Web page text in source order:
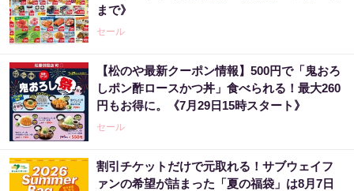
まで》
セール
【松のや最新クーポン情報】500円で「鬼おろ
しポン酢ロースかつ丼」食べられる！最大260
円もお得に。《7月29日15時スタート》
セール
割引チケットだけで元取れる！サブウェイフ
ァンの希望が詰まった「夏の福袋」は8月7日